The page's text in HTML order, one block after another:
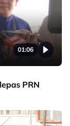
01:06
PRN